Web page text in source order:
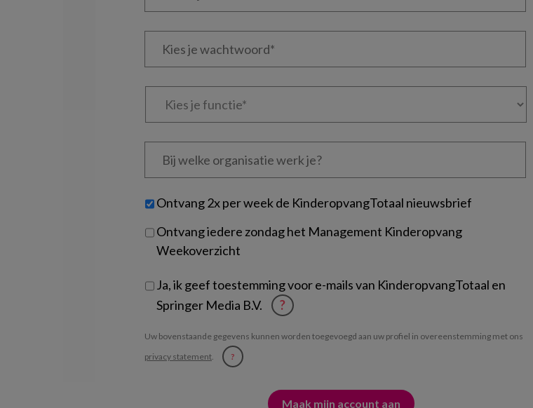
Kies
Kies
Bij
welke
je?
Untitled
Ontvang 2x per week de KinderopvangTotaal nieuwsbrief
Ontvang iedere zondag het Management Kinderopvang
Weekoverzicht
Ja, ik geef toestemming voor e-mails van KinderopvangTotaal en
Springer Media B.V.
?
Uw bovenstaande gegevens kunnen worden toegevoegd aan uw profiel in overeenstemming met ons
privacy statement. ?